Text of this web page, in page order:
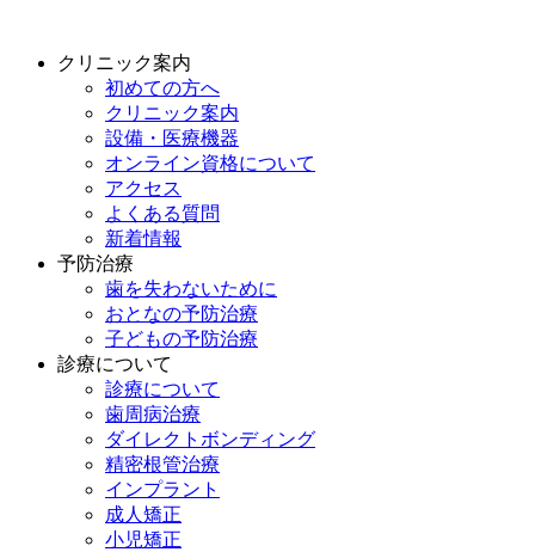
クリニック案内
初めての方へ
クリニック案内
設備・医療機器
オンライン資格について
アクセス
よくある質問
新着情報
予防治療
歯を失わないために
おとなの予防治療
子どもの予防治療
診療について
診療について
歯周病治療
ダイレクトボンディング
精密根管治療
インプラント
成人矯正
小児矯正